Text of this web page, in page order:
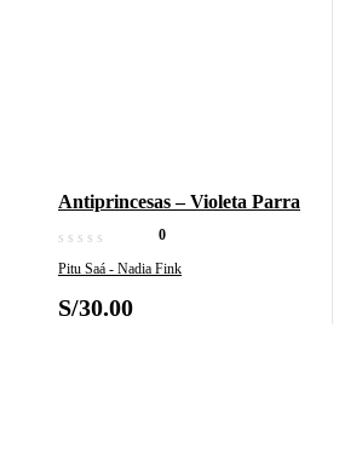
Antiprincesas – Violeta Parra
0
Pitu Saá - Nadia Fink
S/30.00